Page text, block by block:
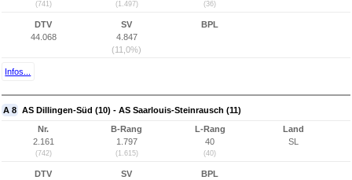
(741) (1.497) (36)
DTV
44.068
SV
4.847
(11,0%)
BPL
Infos...
A 8 AS Dillingen-Süd (10) - AS Saarlouis-Steinrausch (11)
Nr.
2.161
(742)
B-Rang
1.797
(1.615)
L-Rang
40
(40)
Land
SL
DTV
SV
BPL